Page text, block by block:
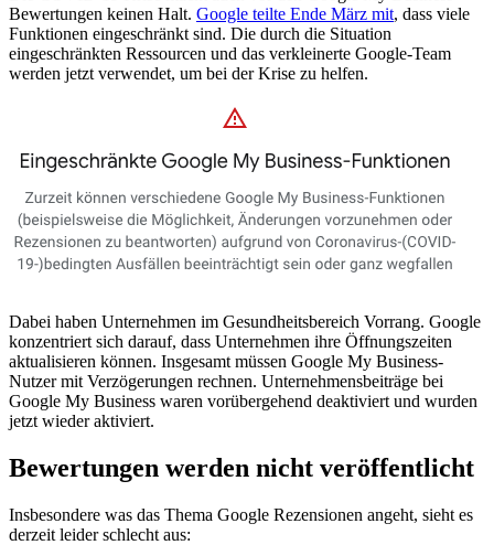
Bewertungen keinen Halt. Google teilte Ende März mit, dass viele
Funktionen eingeschränkt sind. Die durch die Situation
eingeschränkten Ressourcen und das verkleinerte Google-Team
werden jetzt verwendet, um bei der Krise zu helfen.
Dabei haben Unternehmen im Gesundheitsbereich Vorrang. Google
konzentriert sich darauf, dass Unternehmen ihre Öffnungszeiten
aktualisieren können. Insgesamt müssen Google My Business-
Nutzer mit Verzögerungen rechnen. Unternehmensbeiträge bei
Google My Business waren vorübergehend deaktiviert und wurden
jetzt wieder aktiviert.
Bewertungen werden nicht veröffentlicht
Insbesondere was das Thema Google Rezensionen angeht, sieht es
derzeit leider schlecht aus: